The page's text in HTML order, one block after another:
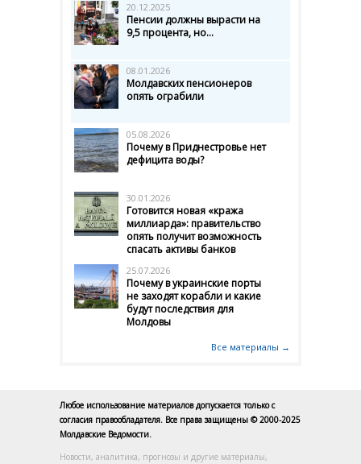
20.12.2025
Пенсии должны вырасти на
9,5 процента, но...
08.01.2026
Молдавских пенсионеров
опять ограбили
05.08.2026
Почему в Приднестровье нет
дефицита воды?
30.01.2026
Готовится новая «кража
миллиарда»: правительство
опять получит возможность
спасать активы банков
25.07.2026
Почему в украинские порты
не заходят корабли и какие
будут последствия для
Молдовы
Все материалы →
Любое использование материалов допускается только с
согласия правообладателя. Все права защищены © 2000-2025
Молдавские Ведомости.
Новости, аналитика, прогнозы и другие материалы,